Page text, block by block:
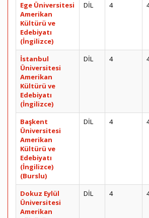
Ege Üniversitesi
Amerikan
Kültürü ve
Edebiyatı
(İngilizce)
DİL 4
İstanbul
Üniversitesi
Amerikan
Kültürü ve
Edebiyatı
(İngilizce)
DİL 4
Başkent
Üniversitesi
Amerikan
Kültürü ve
Edebiyatı
(İngilizce)
(Burslu)
DİL 4
Dokuz Eylül
Üniversitesi
Amerikan
DİL 4